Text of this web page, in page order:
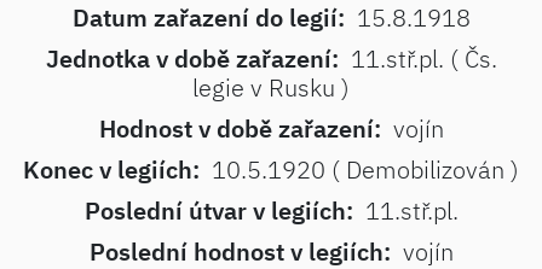
Datum zařazení do legií: 15.8.1918
Jednotka v době zařazení: 11.stř.pl. ( Čs.
legie v Rusku )
Hodnost v době zařazení: vojín
Konec v legiích: 10.5.1920 ( Demobilizován )
Poslední útvar v legiích: 11.stř.pl.
Poslední hodnost v legiích: vojín